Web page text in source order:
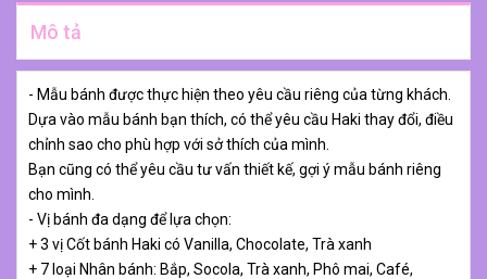
Mô tả
- Mẫu bánh được thực hiện theo yêu cầu riêng của từng khách.
Dựa vào mẫu bánh bạn thích, có thể yêu cầu Haki thay đổi, điều
chỉnh sao cho phù hợp với sở thích của mình.
Bạn cũng có thể yêu cầu tư vấn thiết kế, gợi ý mẫu bánh riêng
cho mình.
- Vị bánh đa dạng để lựa chọn:
+ 3 vị Cốt bánh Haki có Vanilla, Chocolate, Trà xanh
+ 7 loại Nhân bánh: Bắp, Socola, Trà xanh, Phô mai, Café,